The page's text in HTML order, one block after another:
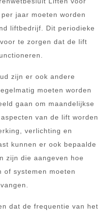
jaar moeten worden
liftbedrijf. Dit periodieke
te zorgen dat de lift
zijn er ook andere
moeten worden
gaan om maandelijkse
van de lift worden
verlichting en
kunnen er ook bepaalde
zijn die aangeven hoe
of systemen moeten
dat de frequentie van het